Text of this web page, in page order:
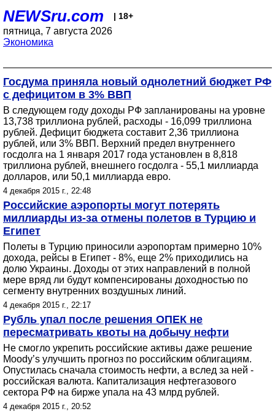
NEWSru.com | 18+
пятница, 7 августа 2026
Экономика
Госдума приняла новый однолетний бюджет РФ
с дефицитом в 3% ВВП
В следующем году доходы РФ запланированы на уровне
13,738 триллиона рублей, расходы - 16,099 триллиона
рублей. Дефицит бюджета составит 2,36 триллиона
рублей, или 3% ВВП. Верхний предел внутреннего
госдолга на 1 января 2017 года установлен в 8,818
триллиона рублей, внешнего госдолга - 55,1 миллиарда
долларов, или 50,1 миллиарда евро.
4 декабря 2015 г., 22:48
Российские аэропорты могут потерять
миллиарды из-за отмены полетов в Турцию и
Египет
Полеты в Турцию приносили аэропортам примерно 10%
дохода, рейсы в Египет - 8%, еще 2% приходились на
долю Украины. Доходы от этих направлений в полной
мере вряд ли будут компенсированы доходностью по
сегменту внутренних воздушных линий.
4 декабря 2015 г., 22:17
Рубль упал после решения ОПЕК не
пересматривать квоты на добычу нефти
Не смогло укрепить российские активы даже решение
Moody’s улучшить прогноз по российским облигациям.
Опустилась сначала стоимость нефти, а вслед за ней -
российская валюта. Капитализация нефтегазового
сектора РФ на бирже упала на 43 млрд рублей.
4 декабря 2015 г., 20:52